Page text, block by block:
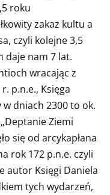
roku
zakaz kultu a
czyli kolejne 3,5
daje nam 7 lat.
wracając z
p.n.e., Księga
w dniach 2300 to ok.
Ziemi
się od arcykapłana
rok 172 p.n.e. czyli
autor Księgi Daniela
tych wydarzeń,